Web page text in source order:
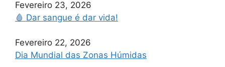
Fevereiro 23, 2026
🩸 Dar sangue é dar vida!
Fevereiro 22, 2026
Dia Mundial das Zonas Húmidas